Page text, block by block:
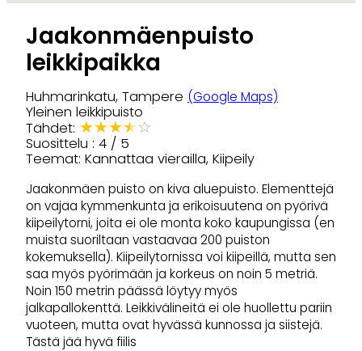
Jaakonmäenpuisto
leikkipaikka
Huhmarinkatu, Tampere (Google Maps)
Yleinen leikkipuisto
Tähdet: ★★★★☆
Suosittelu : 4 / 5
Teemat: Kannattaa vierailla, Kiipeily
Jaakonmäen puisto on kiva aluepuisto. Elementtejä
on vajaa kymmenkunta ja erikoisuutena on pyörivä
kiipeilytorni, joita ei ole monta koko kaupungissa (en
muista suoriltaan vastaavaa 200 puiston
kokemuksella). Kiipeilytornissa voi kiipeillä, mutta sen
saa myös pyörimään ja korkeus on noin 5 metriä.
Noin 150 metrin päässä löytyy myös
jalkapallokenttä. Leikkivälineitä ei ole huollettu pariin
vuoteen, mutta ovat hyvässä kunnossa ja siistejä.
Tästä jää hyvä fiilis